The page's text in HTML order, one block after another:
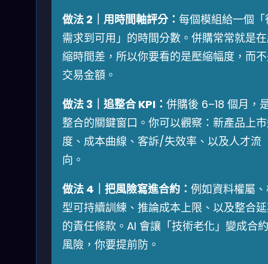
做法 2｜用時間軸評分： 每個模組給一個「
需求到可用」的時間分數。併購常常就是
縮時間差，所以你要看的是壓縮幅度，而
交易金額。
做法 3｜追整合 KPI： 併購後 6–18 個月，
整合的關鍵窗口。你可以觀察：新產品上
度、成本曲線、客訴/失效率、以及人才流
向。
做法 4｜把風險寫進合約： 例如資料權屬
型可持續訓練、推論成本上限、以及整合
的責任條款。AI 會讓「技術老化」變成合約
風險，你要提前防。